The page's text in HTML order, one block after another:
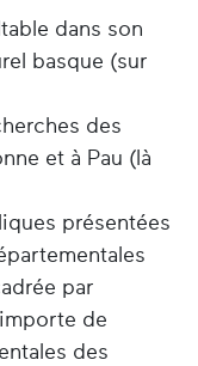
dans son
basque (sur
des
et à Pau (là
présentées
par
de
des